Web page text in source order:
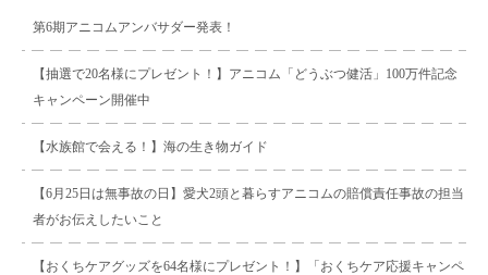
第6期アニコムアンバサダー発表！
【抽選で20名様にプレゼント！】アニコム「どうぶつ健活」100万件記念
キャンペーン開催中
【水族館で会える！】海の生き物ガイド
【6月25日は無事故の日】愛犬2頭と暮らすアニコムの賠償責任事故の担当
者がお伝えしたいこと
【おくちケアグッズを64名様にプレゼント！】「おくちケア応援キャンペ